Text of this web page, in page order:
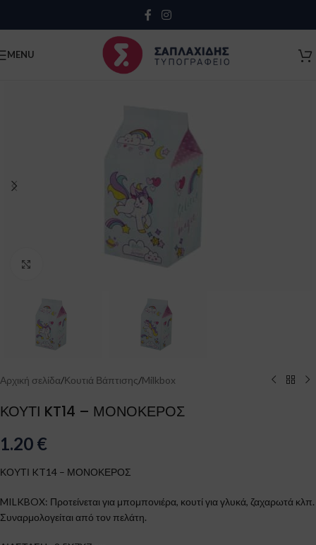
MENU
Αρχική σελίδα/Κουτιά Βάπτισης/Milkbox
ΚΟΥΤΙ KT14 – ΜΟΝΟΚΕΡΟΣ
1.20 €
ΚΟΥΤΙ KT14 – ΜΟΝΟΚΕΡΟΣ
MILKBOX: Προτείνεται για μπομπονιέρα, κουτί για γλυκά, ζαχαρωτά κλπ.
Συναρμολογείται από τον πελάτη.